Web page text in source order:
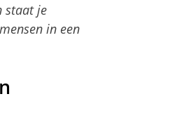
staat je
in een